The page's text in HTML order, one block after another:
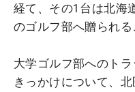
経て、その1台は北海
のゴルフ部へ贈られる
大学ゴルフ部へのト
きっかけについて、